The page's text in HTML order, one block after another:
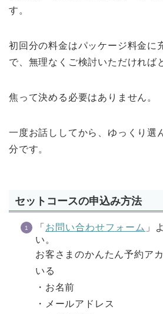
す。
初回分の料金はパッケージ料金に
で、無理なくご検討いただければ
焦って決める必要はありません。
一度お話ししてから、ゆっくり選
分です。
セットコースの申込み方法
「 お問い合わせフォーム 」
い。
お客さまのかんたん予約ア
いる
・お名前
・メールアドレス